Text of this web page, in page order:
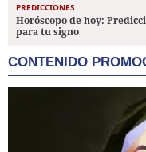
PREDICCIONES
Horóscopo de hoy:
para tu signo
CONTENIDO